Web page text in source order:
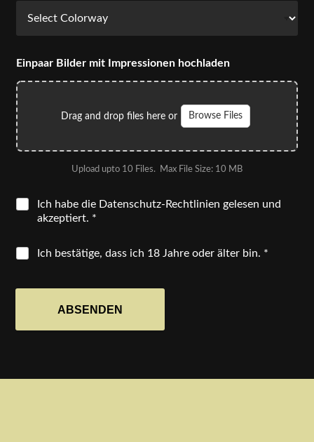
Einpaar Bilder mit Impressionen hochladen
Drag and drop files here or Browse Files
Upload upto 10 Files. Max File Size: 10 MB
Ich habe die Datenschutz-Rechtlinien gelesen und
akzeptiert. *
Ich bestätige, dass ich 18 Jahre oder älter bin. *
ABSENDEN